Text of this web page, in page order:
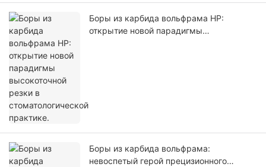
Боры из карбида вольфрама HP:
открытие новой парадигмы
Боры из карбида вольфрама:
невоспетый герой прецизионного